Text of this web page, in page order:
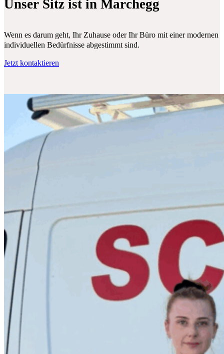
Unser Sitz ist in Marchegg
Wenn es darum geht, Ihr Zuhause oder Ihr Büro mit einer
individuellen Bedürfnisse abgestimmt sind.
Jetzt kontaktieren